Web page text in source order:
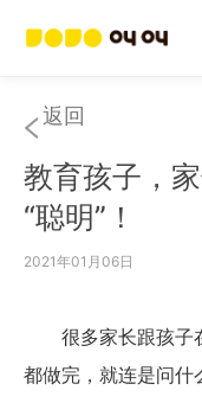
首页
叫叫App
叫叫IP
关于我们
下载中心
返回
教育孩子，
“聪明”！
2021年01月06日
很多家长跟孩子
都做完，就连是问什